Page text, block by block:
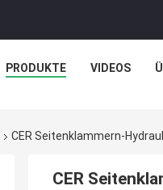
PRODUKTE VIDEOS
CER Seitenklammern-
CER